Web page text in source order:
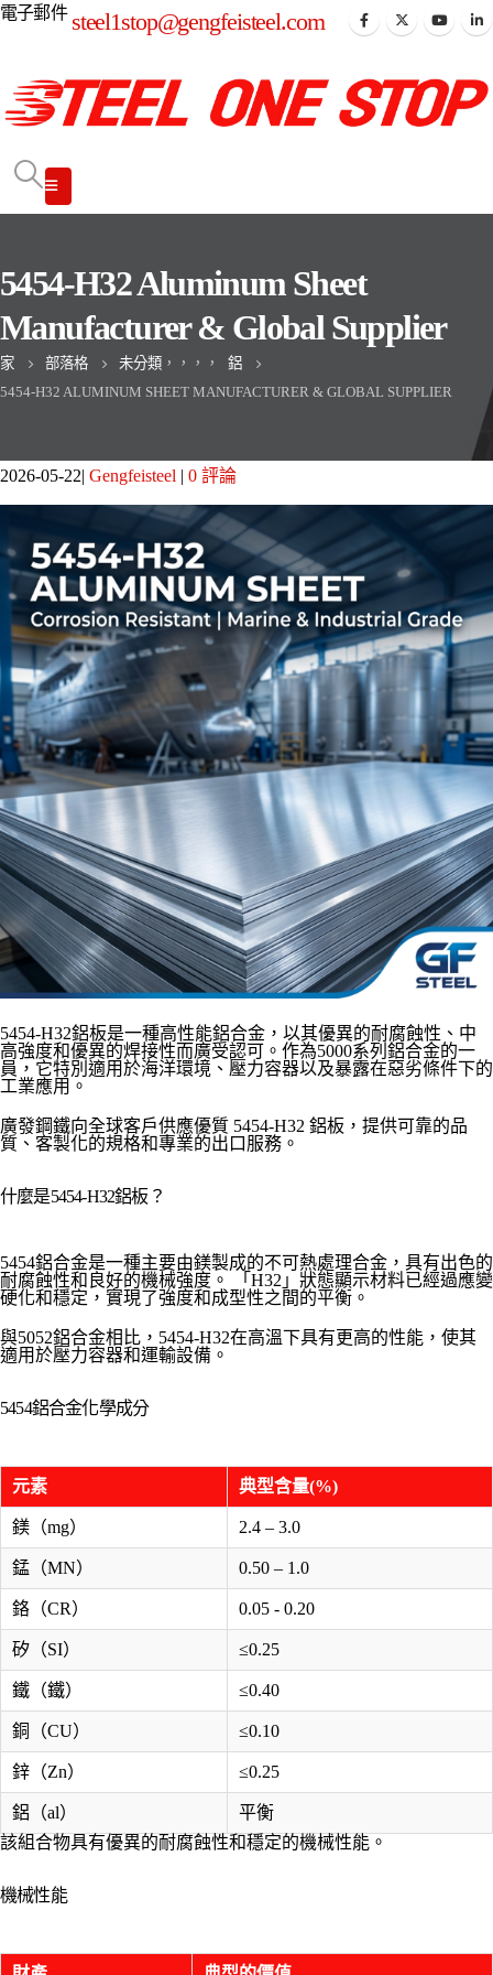
電子郵件 steel1stop@gengfeisteel.com
5454-H32 Aluminum Sheet
Manufacturer & Global Supplier
家 部落格 未分類 ，，，，
鋁
5454-H32 ALUMINUM SHEET MANUFACTURER & GLOBAL SUPPLIER
2026-05-22 Gengfeisteel 0 評論
5454-H32鋁板是一種高性能鋁合金，以其優異的耐腐蝕性、中
高強度和優異的焊接性而廣受認可。作為5000系列鋁合金的一
員，它特別適用於海洋環境、壓力容器以及暴露在惡劣條件下的
工業應用。
廣發鋼鐵向全球客戶供應優質 5454-H32 鋁板，提供可靠的品
質、客製化的規格和專業的出口服務。
什麼是5454-H32鋁板？
5454鋁合金是一種主要由鎂製成的不可熱處理合金，具有出色的
耐腐蝕性和良好的機械強度。 「H32」狀態顯示材料已經過應變
硬化和穩定，實現了強度和成型性之間的平衡。
與5052鋁合金相比，5454-H32在高溫下具有更高的性能，使其
適用於壓力容器和運輸設備。
5454鋁合金化學成分
元素 典型含量(%)
鎂（mg） 2.4 – 3.0
錳（MN） 0.50 – 1.0
鉻（CR） 0.05 - 0.20
矽（SI） ≤0.25
鐵（鐵） ≤0.40
銅（CU） ≤0.10
鋅（Zn） ≤0.25
鋁（al）
平衡
該組合物具有優異的耐腐蝕性和穩定的機械性能。
機械性能